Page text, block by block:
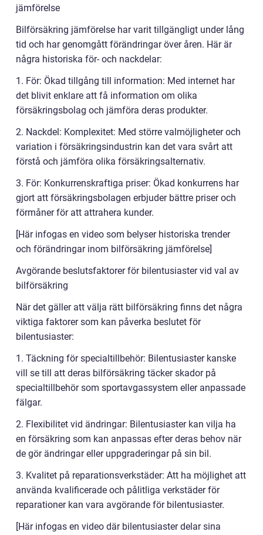
jämförelse
Bilförsäkring jämförelse har varit tillgängligt under lång
tid och har genomgått förändringar över åren. Här är
några historiska för- och nackdelar:
1. För: Ökad tillgång till information: Med internet har
det blivit enklare att få information om olika
försäkringsbolag och jämföra deras produkter.
2. Nackdel: Komplexitet: Med större valmöjligheter och
variation i försäkringsindustrin kan det vara svårt att
förstå och jämföra olika försäkringsalternativ.
3. För: Konkurrenskraftiga priser: Ökad konkurrens har
gjort att försäkringsbolagen erbjuder bättre priser och
förmåner för att attrahera kunder.
[Här infogas en video som belyser historiska trender
och förändringar inom bilförsäkring jämförelse]
Avgörande beslutsfaktorer för bilentusiaster vid val av
bilförsäkring
När det gäller att välja rätt bilförsäkring finns det några
viktiga faktorer som kan påverka beslutet för
bilentusiaster:
1. Täckning för specialtillbehör: Bilentusiaster kanske
vill se till att deras bilförsäkring täcker skador på
specialtillbehör som sportavgassystem eller anpassade
fälgar.
2. Flexibilitet vid ändringar: Bilentusiaster kan vilja ha
en försäkring som kan anpassas efter deras behov när
de gör ändringar eller uppgraderingar på sin bil.
3. Kvalitet på reparationsverkstäder: Att ha möjlighet att
använda kvalificerade och pålitliga verkstäder för
reparationer kan vara avgörande för bilentusiaster.
[Här infogas en video där bilentusiaster delar sina